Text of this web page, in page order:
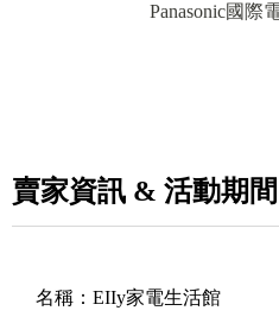
Panasonic國際
賣家資訊 & 活動期間
名稱： EIIy家電生活館